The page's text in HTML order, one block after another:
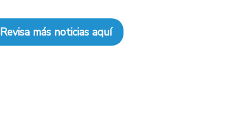
Revisa más noticias aquí